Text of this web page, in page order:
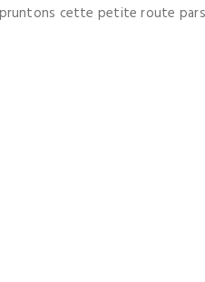
cette petite route